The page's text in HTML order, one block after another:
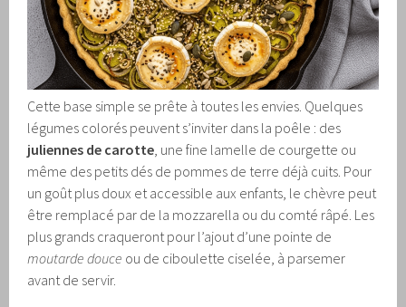
Cette base simple se prête à toutes les envies. Quelques
légumes colorés peuvent s’inviter dans la poêle : des
juliennes de carotte , une fine lamelle de courgette ou
même des petits dés de pommes de terre déjà cuits. Pour
un goût plus doux et accessible aux enfants, le chèvre peut
être remplacé par de la mozzarella ou du comté râpé. Les
plus grands craqueront pour l’ajout d’une pointe de
moutarde douce ou de ciboulette ciselée, à parsemer
avant de servir.